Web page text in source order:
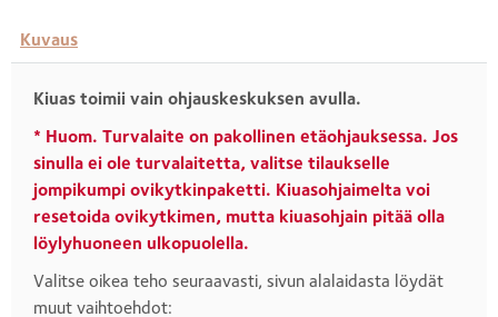
Kuvaus
Kiuas toimii vain ohjauskeskuksen avulla.
* Huom. Turvalaite on pakollinen etäohjauksessa. Jos
sinulla ei ole turvalaitetta, valitse tilaukselle
jompikumpi ovikytkinpaketti. Kiuasohjaimelta voi
resetoida ovikytkimen, mutta kiuasohjain pitää olla
löylyhuoneen ulkopuolella.
Valitse oikea teho seuraavasti, sivun alalaidasta löydät
muut vaihtoehdot: